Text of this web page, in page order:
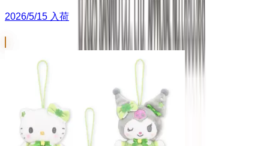
2026/5/15 入荷